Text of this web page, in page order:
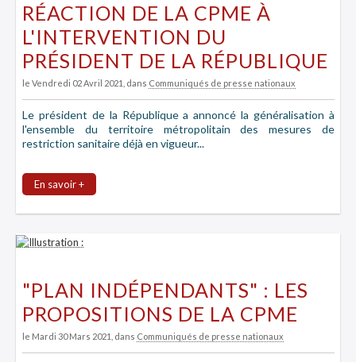
RÉACTION DE LA CPME À
L'INTERVENTION DU
PRÉSIDENT DE LA RÉPUBLIQUE
le Vendredi 02 Avril 2021 , dans Communiqués de presse nationaux
Le président de la République a annoncé la généralisation à
l'ensemble du territoire métropolitain des mesures de
restriction sanitaire déjà en vigueur...
En savoir +
"PLAN INDÉPENDANTS" : LES
PROPOSITIONS DE LA CPME
le Mardi 30 Mars 2021 , dans Communiqués de presse nationaux